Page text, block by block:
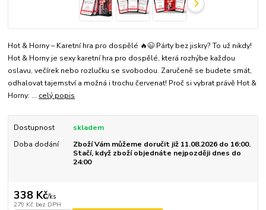
Hot & Horny – Karetní hra pro dospělé 🔥😉 Párty bez jiskry? To už nikdy!
Hot & Horny je sexy karetní hra pro dospělé, která rozhýbe každou
oslavu, večírek nebo rozlučku se svobodou. Zaručeně se budete smát,
odhalovat tajemství a možná i trochu červenat! Proč si vybrat právě Hot &
Horny: ... celý popis
Dostupnost
skladem
Doba dodání
Zboží Vám můžeme doručit již 11.08.2026 do 16:00.
Stačí, když zboží objednáte nejpozději dnes do
24:00
338 Kč/ks
279 Kč bez DPH